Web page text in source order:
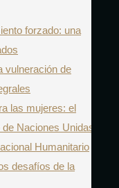
forzado: una
vulneración de
las mujeres: el
Naciones Unidas
Humanitario
desafíos de la